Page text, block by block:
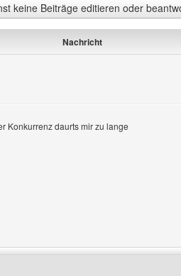
keine Beiträge editieren oder
Nachricht
Konkurrenz daurts mir zu lange